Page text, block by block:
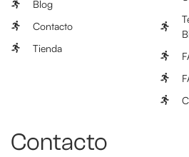
Blog
Contacto
Tienda
Contacto